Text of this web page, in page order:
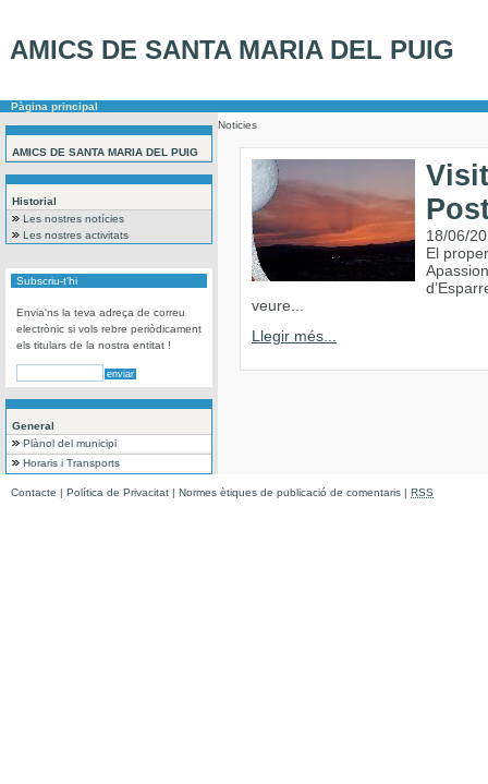
AMICS DE SANTA MARIA DEL PUIG
Pàgina principal
AMICS DE SANTA MARIA DEL PUIG
Historial
Les nostres notícies
Les nostres activitats
Subscriu-t'hi
Envia'ns la teva adreça de correu
electrònic si vols rebre periòdicament
els titulars de la nostra entitat !
General
Plànol del municipi
Horaris i Transports
Noticies
18/06/
El
veure...
Llegir més...
Contacte | Política de Privacitat | Normes ètiques de publicació de comentaris | RSS